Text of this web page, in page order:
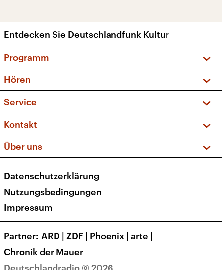
Entdecken Sie Deutschlandfunk Kultur
Programm
Sendungen und Podcasts
Musikliste
Kakadu – Das Kinderprogramm
Hören
Frequenzen (UKW + DAB+)
Service
FAQ
Apps
Newsletter
Veranstaltungen
Kontakt
Social Media
Über uns
Presse
Karriere
Transparenz
Deutschlandradio © 2026
Datenschutzerklärung
Nutzungsbedingungen
Impressum
Partner ARD | ZDF | Phoenix | arte |
Chronik der Mauer